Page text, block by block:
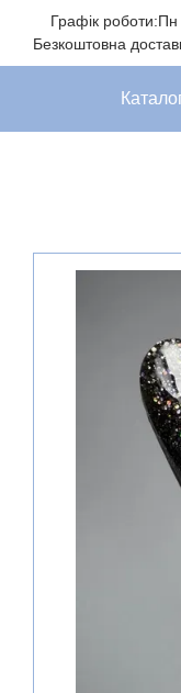
Перейти до
Графік роботи:Пн
Безкоштовна